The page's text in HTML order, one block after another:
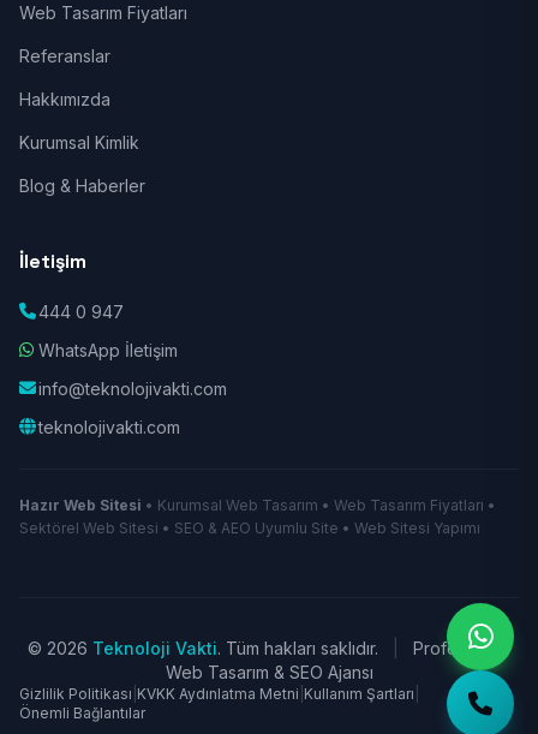
Web Tasarım Fiyatları
Referanslar
Hakkımızda
Kurumsal Kimlik
Blog & Haberler
İletişim
444 0 947
WhatsApp İletişim
info@teknolojivakti.com
teknolojivakti.com
Hazır Web Sitesi • Kurumsal Web Tasarım • Web Tasarım Fiyatları •
Sektörel Web Sitesi • SEO & AEO Uyumlu Site • Web Sitesi Yapımı
© 2026 Teknoloji Vakti. Tüm hakları saklıdır.
Profesyonel
Web Tasarım & SEO Ajansı
Gizlilik Politikası KVKK Aydınlatma Metni Kullanım Şartları
Önemli Bağlantılar